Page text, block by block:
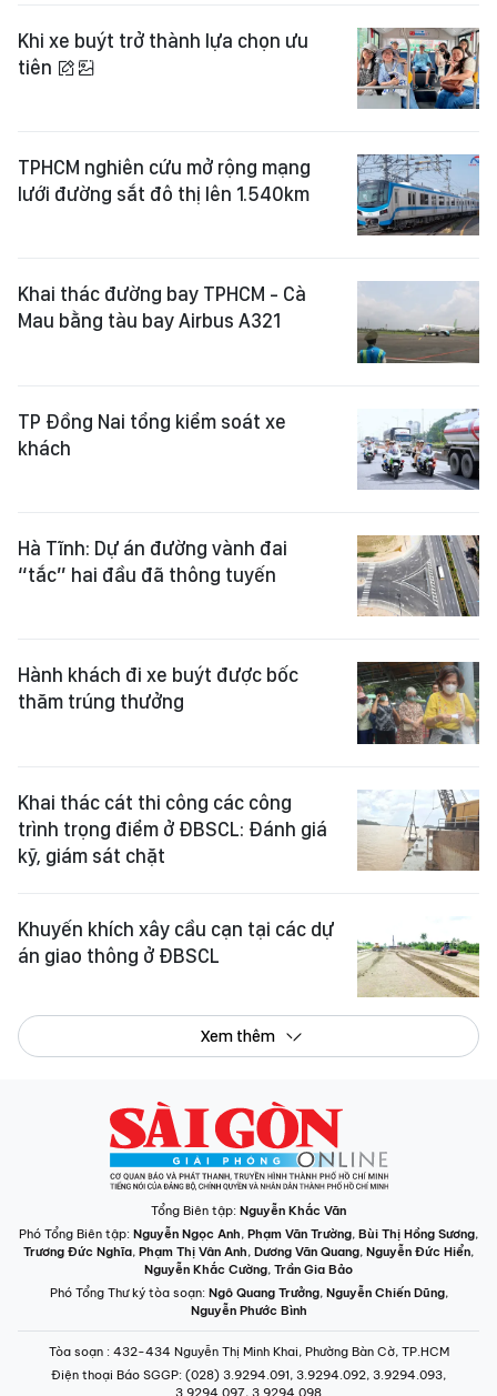
Khi xe buýt trở thành lựa chọn ưu
tiên
TPHCM nghiên cứu mở rộng mạng
lưới đường sắt đô thị lên 1.540km
Khai thác đường bay TPHCM - Cà
Mau bằng tàu bay Airbus A321
TP Đồng Nai tổng kiểm soát xe
khách
Hà Tĩnh: Dự án đường vành đai
“tắc” hai đầu đã thông tuyến
Hành khách đi xe buýt được bốc
thăm trúng thưởng
Khai thác cát thi công các công
trình trọng điểm ở ĐBSCL: Đánh giá
kỹ, giám sát chặt
Khuyến khích xây cầu cạn tại các dự
án giao thông ở ĐBSCL
Xem thêm
Tổng Biên tập: Nguyễn Khắc Văn
Phó Tổng Biên tập: Nguyễn Ngọc Anh, Phạm Văn Trường, Bùi Thị Hồng Sương,
Trương Đức Nghĩa, Phạm Thị Vân Anh, Dương Văn Quang, Nguyễn Đức Hiển,
Nguyễn Khắc Cường, Trần Gia Bảo
Phó Tổng Thư ký tòa soạn: Ngô Quang Trưởng, Nguyễn Chiến Dũng,
Nguyễn Phước Bình
Tòa soạn : 432-434 Nguyễn Thị Minh Khai, Phường Bàn Cờ, TP.HCM
Điện thoại Báo SGGP: (028) 3.9294.091, 3.9294.092, 3.9294.093,